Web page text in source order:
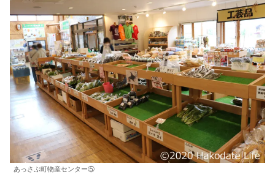
あっさぶ町物産センター⑤